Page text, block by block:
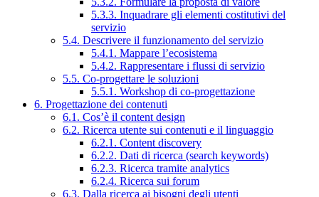
5.3.3. Inquadrare gli elementi costitutivi del
servizio
5.4. Descrivere il funzionamento del servizio
5.4.1. Mappare l’ecosistema
5.4.2. Rappresentare i flussi di servizio
5.5. Co-progettare le soluzioni
5.5.1. Workshop di co-progettazione
6. Progettazione dei contenuti
6.1. Cos’è il content design
6.2. Ricerca utente sui contenuti e il linguaggio
6.2.1. Content discovery
6.2.2. Dati di ricerca (search keywords)
6.2.3. Ricerca tramite analytics
6.2.4. Ricerca sui forum
6.3. Dalla ricerca ai bisogni degli utenti